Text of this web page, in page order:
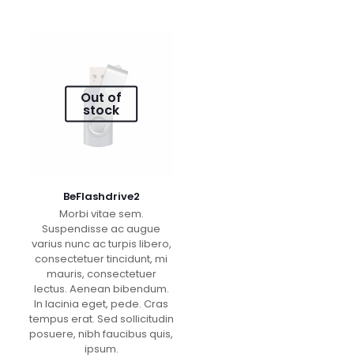
Out of
stock
BeFlashdrive2
Morbi vitae sem.
Suspendisse ac augue
varius nunc ac turpis libero,
consectetuer tincidunt, mi
mauris, consectetuer
lectus. Aenean bibendum.
In lacinia eget, pede. Cras
tempus erat. Sed sollicitudin
posuere, nibh faucibus quis,
ipsum.